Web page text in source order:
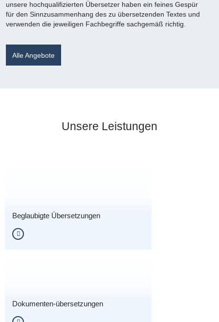
unsere hochqualifizierten Übersetzer haben ein feines Gespür
für den Sinnzusammenhang des zu übersetzenden Textes und
verwenden die jeweiligen Fachbegriffe sachgemäß richtig.
Alle Angebote
Unsere Leistungen
Beglaubigte Übersetzungen
Dokumenten-übersetzungen